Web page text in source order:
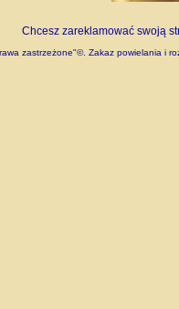
Chcesz zareklamować swoją
zastrzeżone"©. Zakaz powielania i